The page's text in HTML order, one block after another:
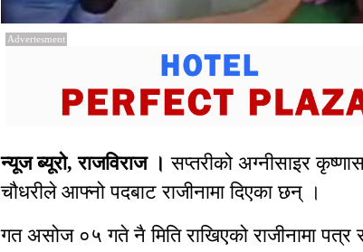
Advertesment
न्यूज ब्यूरो, राजविराज । सप्तरीको अग्नीसाइर
चौधरीले आफ्नो पदबाट राजीनामा दिएका छन् ।
गत असोज ०५ गते नै मिति राखिएको राजीनामा